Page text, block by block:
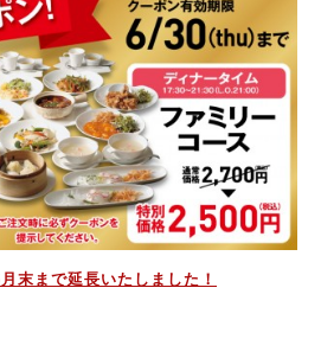
末まで延長いたしました！